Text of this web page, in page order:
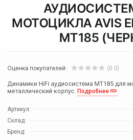
МОТОЦИКЛА AVIS
MT185
Оценка покупателей: (0.0)
Динамики HiFi аудиосистема MT185 для
металлический корпус. Подробнее
Артикул:
Склад:
Бренд: